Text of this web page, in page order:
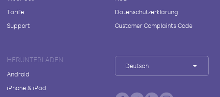
Tarife
Support
Datenschutzerklärung
Customer Complaints Code
HERUNTERLADEN
Android
iPhone & iPad
Deutsch